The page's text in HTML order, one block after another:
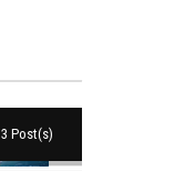
3 Post(s)